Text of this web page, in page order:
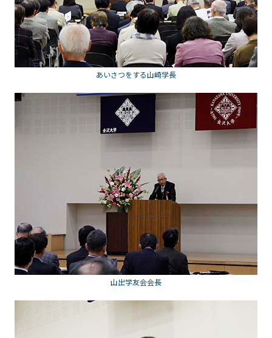
あいさつをする山崎学長
山出学友会会長